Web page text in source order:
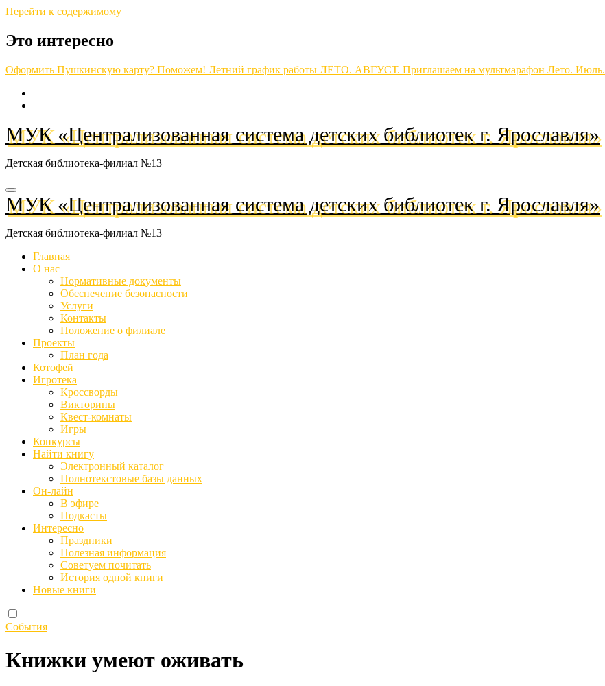
Перейти к содержимому
Это интересно
Оформить Пушкинскую карту? Поможем! Летний график работы ЛЕТО. АВГУСТ. Приглашаем на мультмарафон Лето. Июль.
МУК «Централизованная система детских библиотек г. Ярославля»
Детская библиотека-филиал №13
МУК «Централизованная система детских библиотек г. Ярославля»
Детская библиотека-филиал №13
Главная
О нас
Нормативные документы
Обеспечение безопасности
Услуги
Контакты
Положение о филиале
Проекты
План года
Котофей
Игротека
Кроссворды
Викторины
Квест-комнаты
Игры
Конкурсы
Найти книгу
Электронный каталог
Полнотекстовые базы данных
Он-лайн
В эфире
Подкасты
Интересно
Праздники
Полезная информация
Советуем почитать
История одной книги
Новые книги
События
Книжки умеют оживать